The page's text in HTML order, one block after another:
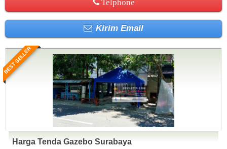
Telphone
Kirim Email
BEST SELLER
Harga Tenda Gazebo Surabaya